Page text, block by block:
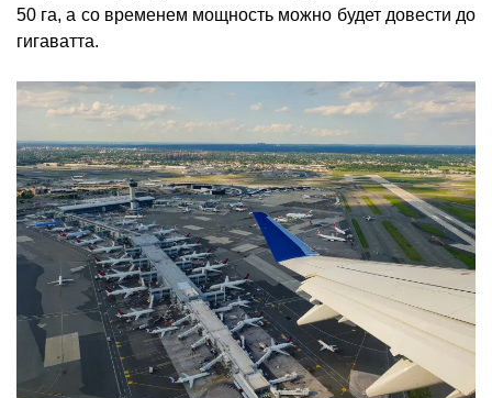
50 га, а со временем мощность можно будет довести до
гигаватта.